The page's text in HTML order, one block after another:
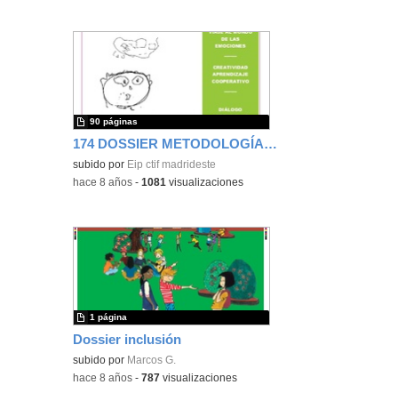
174 DOSSIER METODOLOGÍAS INCLUSIVAS EN EDUCACIÓN ESPECIAL CPEE GUADARRAMA.pdf
subido por Eip ctif madrideste
90 páginas
-hace 8 años -1081 visualizaciones
Dossier inclusión
subido por Marcos G.
1 página
-hace 8 años -787 visualizaciones